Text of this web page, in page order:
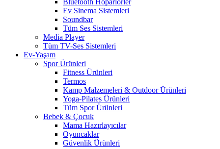
Bluetooth Hoparlörler
Ev Sinema Sistemleri
Soundbar
Tüm Ses Sistemleri
Media Player
Tüm TV-Ses Sistemleri
Ev-Yaşam
Spor Ürünleri
Fitness Ürünleri
Termos
Kamp Malzemeleri & Outdoor Ürünleri
Yoga-Pilates Ürünleri
Tüm Spor Ürünleri
Bebek & Çocuk
Mama Hazırlayıcılar
Oyuncaklar
Güvenlik Ürünleri